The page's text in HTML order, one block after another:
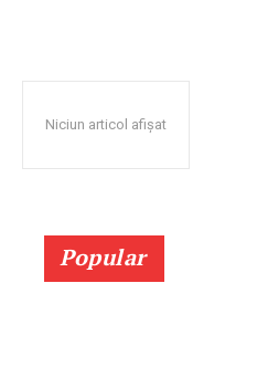
Niciun articol afișat
Popular